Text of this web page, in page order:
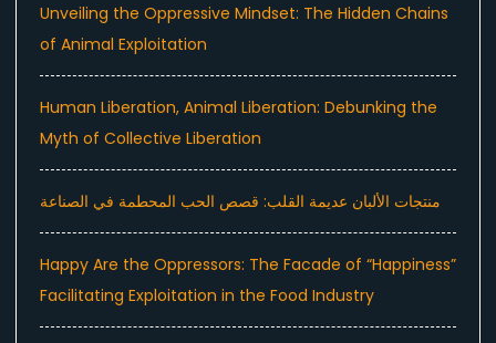
Unveiling the Oppressive Mindset: The Hidden Chains
of Animal Exploitation
Human Liberation, Animal Liberation: Debunking the
Myth of Collective Liberation
منتجات الألبان عديمة القلب: قصص الحب المحطمة في الصناعة
Happy Are the Oppressors: The Facade of “Happiness”
Facilitating Exploitation in the Food Industry